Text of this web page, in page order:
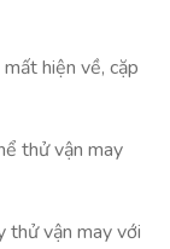
hiện về, cặp
thử vận may
thử vận may với